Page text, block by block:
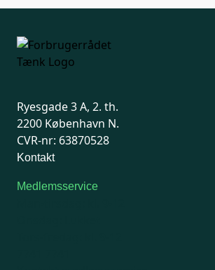
Ryesgade 3 A, 2. th.
2200 København N.
CVR-nr: 63870528
Kontakt
Medlemsservice